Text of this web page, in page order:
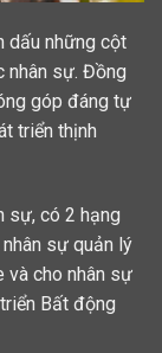
dấu những cột
nhân sự. Đồng
góp đáng tự
triển thịnh
sự, có 2 hạng
sự quản lý
và cho nhân sự
Bất động